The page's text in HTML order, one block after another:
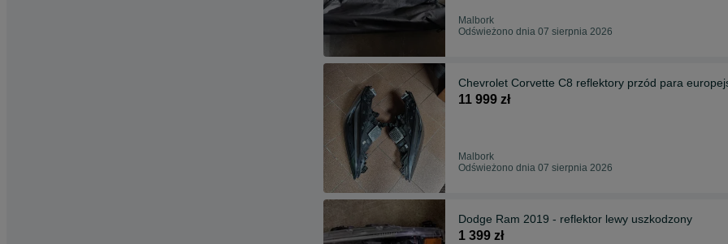
Malbork
Odświeżono dnia 07 sierpnia 2026
Chevrolet Corvette C8 reflektory przód para
11 999 zł
Malbork
Odświeżono dnia 07 sierpnia 2026
Dodge Ram 2019 - reflektor lewy uszkodzony
1 399 zł